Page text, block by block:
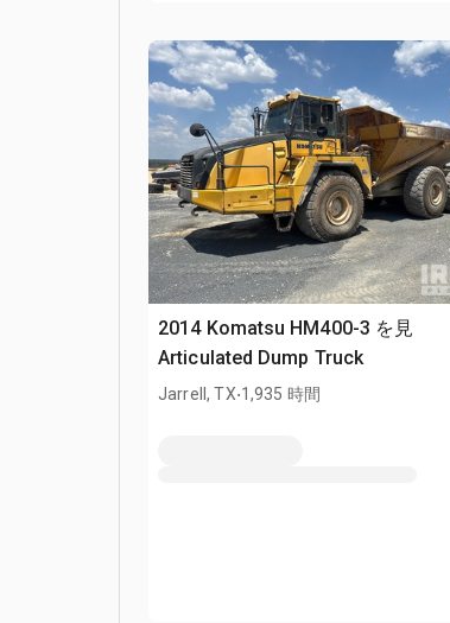
2014 Komatsu HM400-3 を見
Articulated Dump Truck
Jarrell, TX.1,935 時間